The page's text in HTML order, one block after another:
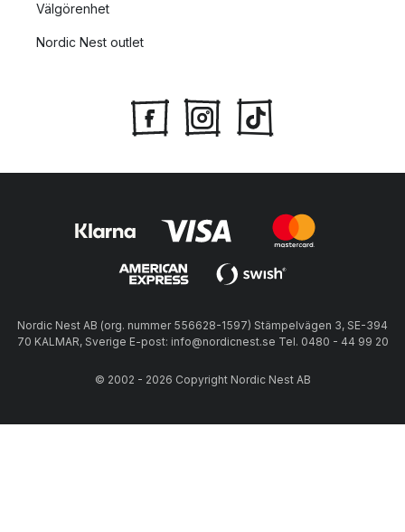
Välgörenhet
Nordic Nest outlet
Nordic Nest AB (org. nummer 556628-1597) Stämpelvägen 3, SE-394
70 KALMAR, Sverige E-post: info@nordicnest.se Tel. 0480 - 44 99 20
© 2002 - 2026 Copyright Nordic Nest AB